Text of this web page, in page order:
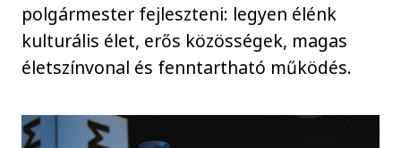
polgármester fejleszteni: legyen élénk
kulturális élet, erős közösségek, magas
életszínvonal és fenntartható működés.